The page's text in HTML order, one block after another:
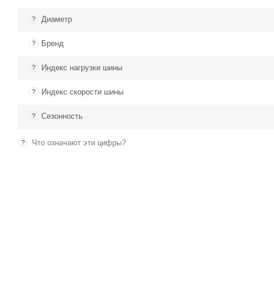
? Диаметр
? Бренд
? Индекс нагрузки шины
? Индекс скорости шины
? Сезонность
? Что означают эти цифры?